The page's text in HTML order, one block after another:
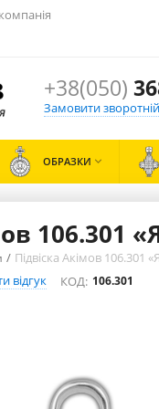
+38(050)
Замовити
ОБРАЗКИ 
106.301
/ Підвіска Акімов 106.301
відгук КОД: 106.301